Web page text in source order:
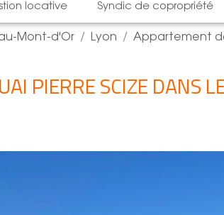
locative syndic de copropriété
Mont-d'Or Lyon Appartement
PIERRE SCIZE DANS